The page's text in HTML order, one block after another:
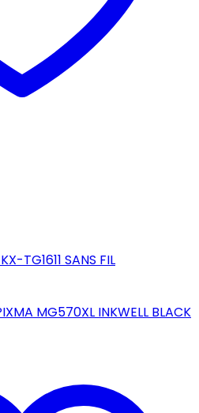
TG1611 SANS FIL